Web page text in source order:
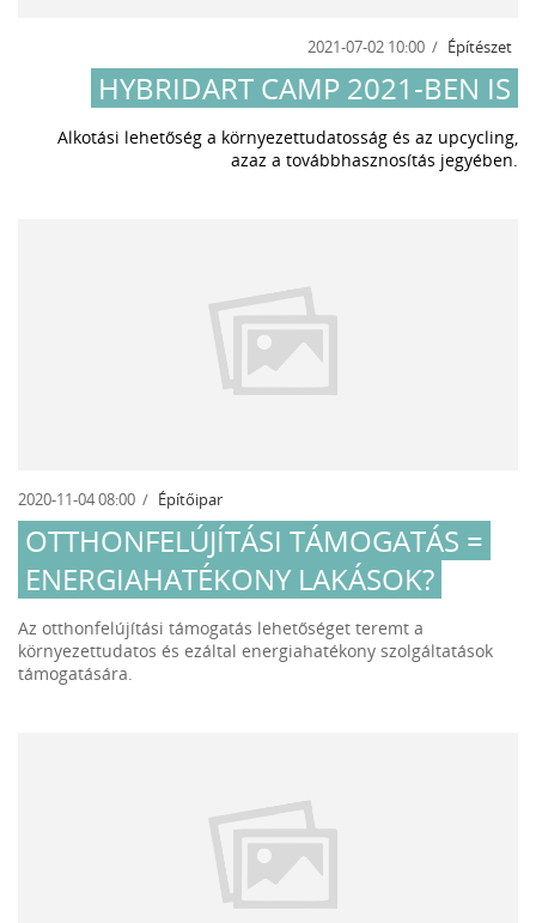
2021-07-02 10:00 Építészet
HYBRIDART CAMP 2021-BEN IS
Alkotási lehetőség a környezettudatosság és az upcycling,
azaz a továbbhasznosítás jegyében.
2020-11-04 08:00 Építőipar
OTTHONFELÚJÍTÁSI TÁMOGATÁS =
ENERGIAHATÉKONY LAKÁSOK?
Az otthonfelújítási támogatás lehetőséget teremt a
környezettudatos és ezáltal energiahatékony szolgáltatások
támogatására.